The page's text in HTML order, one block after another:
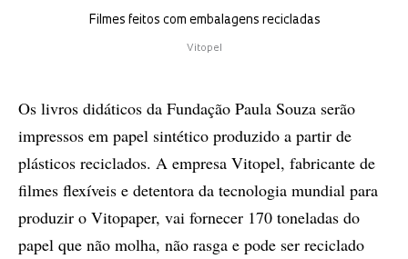
Filmes feitos com embalagens recicladas
Vitopel
Os livros didáticos da Fundação Paula Souza serão
impressos em papel sintético produzido a partir de
plásticos reciclados. A empresa Vitopel, fabricante de
filmes flexíveis e detentora da tecnologia mundial para
produzir o Vitopaper, vai fornecer 170 toneladas do
papel que não molha, não rasga e pode ser reciclado